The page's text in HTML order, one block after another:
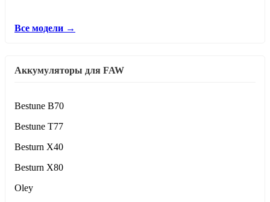
Все модели →
Аккумуляторы для FAW
Bestune B70
Bestune T77
Besturn X40
Besturn X80
Oley